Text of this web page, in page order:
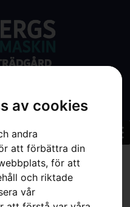
av cookies
andra
att förbättra din
för att
och riktade
vår